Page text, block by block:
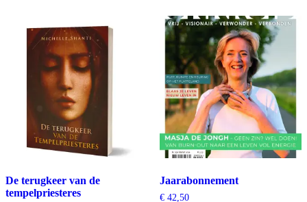
De terugkeer van de
tempelpriesteres
Jaarabonnement
€42,50